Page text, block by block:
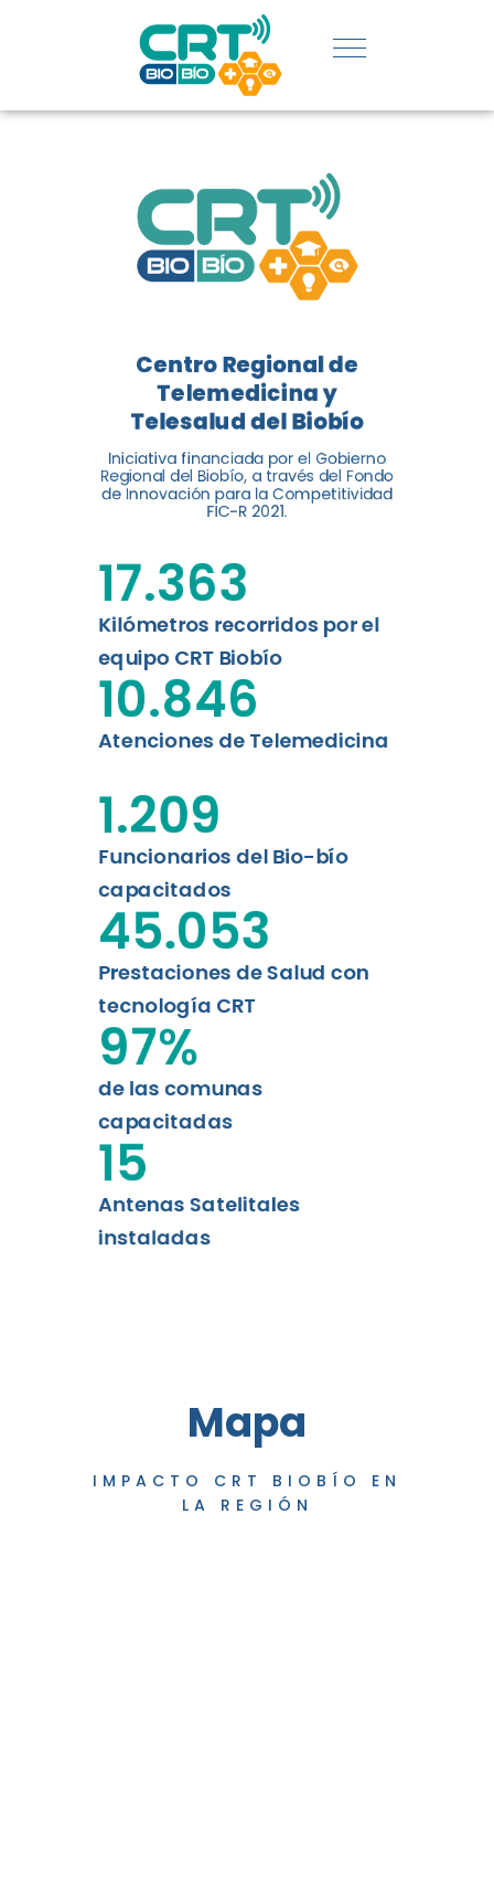
REGIÓN:
CONOCE
LOGROS
DE CRT
BIOBÍO
El Centro Regional de
Telemedicina y Telesalud del
Biobío presenta el balance de
tres años acercando la salud
digital a los habitantes...
Leer más
Centro Regional de
Telemedicina y
Telesalud del Biobío
Iniciativa financiada por el Gobierno
Regional del Biobío, a través del Fondo
de Innovación para la Competitividad
FIC-R 2021.
Kilómetros recorridos por el
equipo CRT Biobío
17.363
Atenciones de Telemedicina
10.846
Funcionarios del Bio-bío
capacitados
1.209
Prestaciones de Salud con
tecnología CRT
45.053
de las comunas
capacitadas
97%
Antenas Satelitales
instaladas
15
Mapa
IMPACTO CRT BIOBÍO EN
LA REGIÓN